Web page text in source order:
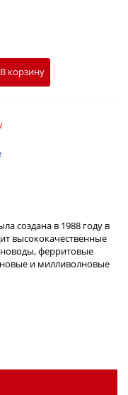
В корзину
создана в 1988 году в
высококачественные
ферритовые
и милливолновые